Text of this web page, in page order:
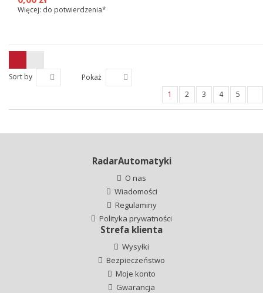
Więcej: do potwierdzenia*
Sort by
Pokaż
1
2 3 4 5
RadarAutomatyki
O nas
Wiadomości
Regulaminy
Polityka prywatności
Strefa klienta
Wysyłki
Bezpieczeństwo
Moje konto
Gwarancja